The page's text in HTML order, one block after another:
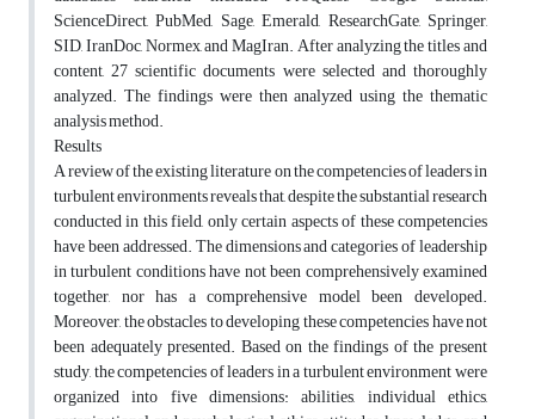
ScienceDirect, PubMed, Sage, Emerald, ResearchGate, Springer,
SID, IranDoc, Normex, and MagIran. After analyzing the titles and
content, 27 scientific documents were selected and thoroughly
analyzed. The findings were then analyzed using the thematic
analysis method.
Results
A review of the existing literature on the competencies of leaders in
turbulent environments reveals that, despite the substantial research
conducted in this field, only certain aspects of these competencies
have been addressed. The dimensions and categories of leadership
in turbulent conditions have not been comprehensively examined
together, nor has a comprehensive model been developed.
Moreover, the obstacles to developing these competencies have not
been adequately presented. Based on the findings of the present
study, the competencies of leaders in a turbulent environment were
organized into five dimensions: abilities, individual ethics,